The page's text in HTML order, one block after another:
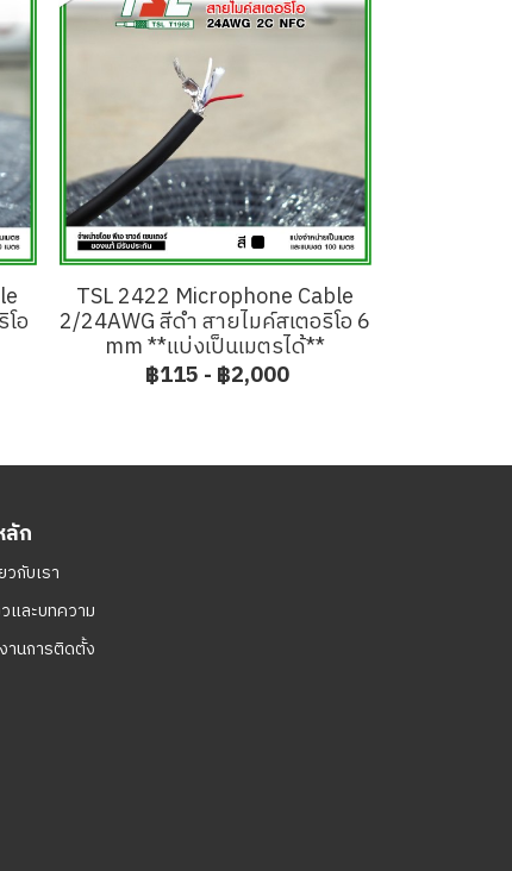
อ
TSL 2422 Microphone Cable
2/24AWG สีดำ สายไมค์สเตอริโอ 6
mm **แบ่งเป็นเมตรได้**
฿115 - ฿2,000
ลัก
วกับเรา
และบทความ
านการติดตั้ง